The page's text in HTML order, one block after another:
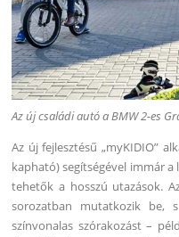
Az új családi autó a BMW 2-es
Az új fejlesztésű „myKIDIO”
kapható) segítségével immár a
tehetők a hosszú utazások.
sorozatban mutatkozik be,
színvonalas szórakozást –